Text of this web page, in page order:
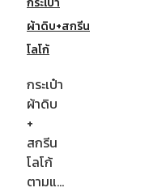
ผ้าดิบ+สกรีน
โลโก้
กระเป๋า
ผ้าดิบ
+
สกรีน
โลโก้
ตามแ…